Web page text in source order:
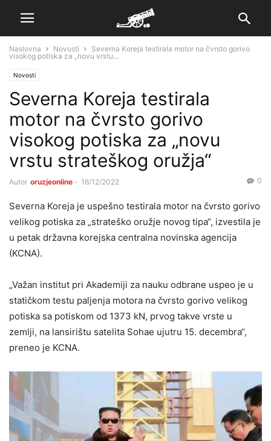
Naslovna Novosti
Severna Koreja testirala motor na čvrsto gorivo
visokog potiska za „novu vrstu...
Novosti
Severna Koreja testirala
motor na čvrsto gorivo
visokog potiska za „novu
vrstu strateškog oružja“
Autor oruzjeonline - 16/12/2022 0
Severna Koreja je uspešno testirala motor na čvrsto gorivo
velikog potiska za „strateško oružje novog tipa“, izvestila je
u petak državna korejska centralna novinska agencija
(KCNA).
„Važan institut pri Akademiji za nauku odbrane uspeo je u
statičkom testu paljenja motora na čvrsto gorivo velikog
potiska sa potiskom od 1373 kN, prvog takve vrste u
zemlji, na lansirištu satelita Sohae ujutru 15. decembra“,
preneo je KCNA.